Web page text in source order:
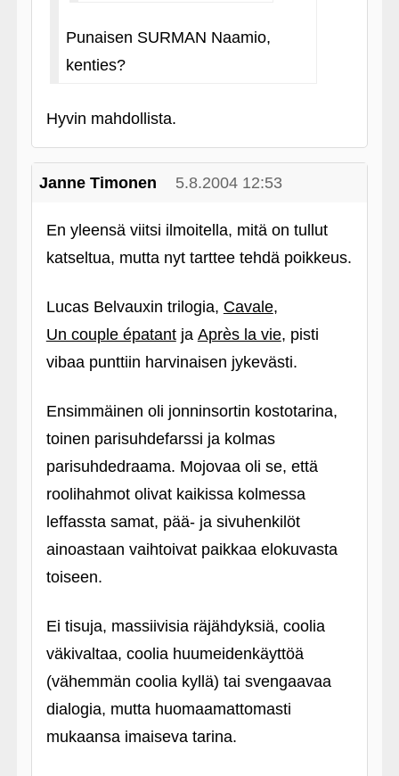
Punaisen SURMAN Naamio,
kenties?
Hyvin mahdollista.
Janne Timonen 5.8.2004 12:53
En yleensä viitsi ilmoitella, mitä on tullut
katseltua, mutta nyt tarttee tehdä poikkeus.
Lucas Belvauxin trilogia, Cavale,
Un couple épatantja Après la vie, pisti
vibaa punttiin harvinaisen jykevästi.
Ensimmäinen oli jonninsortin kostotarina,
toinen parisuhdefarssi ja kolmas
parisuhdedraama. Mojovaa oli se, että
roolihahmot olivat kaikissa kolmessa
leffassta samat, pää- ja sivuhenkilöt
ainoastaan vaihtoivat paikkaa elokuvasta
toiseen.
Ei tisuja, massiivisia räjähdyksiä, coolia
väkivaltaa, coolia huumeidenkäyttöä
(vähemmän coolia kyllä) tai svengaavaa
dialogia, mutta huomaamattomasti
mukaansa imaiseva tarina.